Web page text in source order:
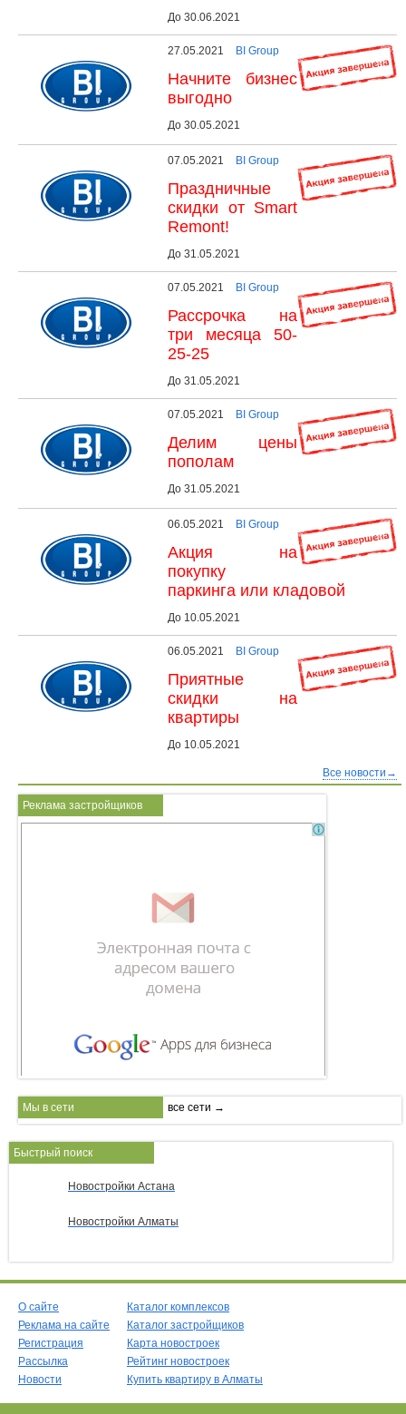
До 30.06.2021
27.05.2021 BI Group
Начните бизнес
выгодно
До 30.05.2021
07.05.2021 BI Group
Праздничные
скидки от Smart
Remont!
До 31.05.2021
07.05.2021 BI Group
Рассрочка на
три месяца 50-
25-25
До 31.05.2021
07.05.2021 BI Group
Делим цены
пополам
До 31.05.2021
06.05.2021 BI Group
Акция на
покупку
паркинга или кладовой
До 10.05.2021
06.05.2021 BI Group
Приятные
скидки на
квартиры
До 10.05.2021
Все новости→
Реклама застройщиков
Мы в сети все сети →
Быстрый поиск
Новостройки Астана
Новостройки Алматы
О сайте
Реклама на сайте
Регистрация
Рассылка
Новости
Каталог комплексов
Каталог застройщиков
Карта новостроек
Рейтинг новостроек
Купить квартиру в Алматы